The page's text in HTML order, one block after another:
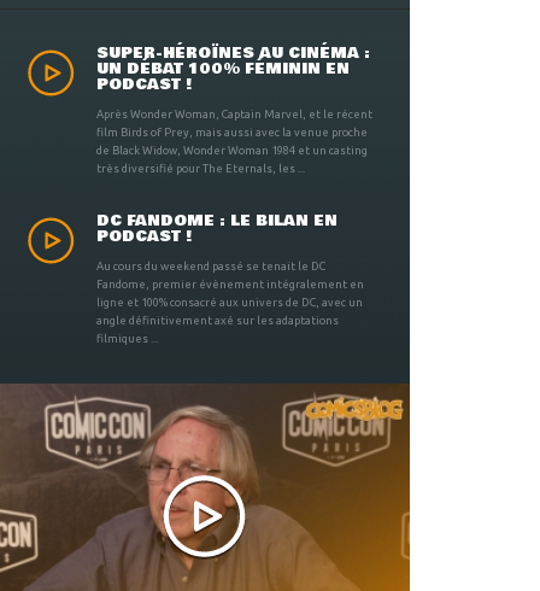
SUPER-HÉROÏNES AU CINÉMA :
UN DÉBAT 100% FÉMININ EN
PODCAST !
Après Wonder Woman, Captain Marvel, et le récent
film Birds of Prey, mais aussi avec la venue proche
de Black Widow, Wonder Woman 1984 et un casting
très diversifié pour The Eternals, les ...
DC FANDOME : LE BILAN EN
PODCAST !
Au cours du weekend passé se tenait le DC
Fandome, premier évènement intégralement en
ligne et 100% consacré aux univers de DC, avec un
angle définitivement axé sur les adaptations
filmiques ...